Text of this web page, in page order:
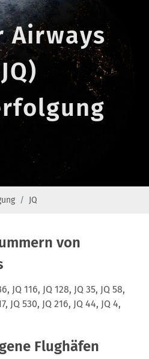
Airways
JQ
von
JQ 116, JQ 128, JQ 35, JQ 58,
JQ 530, JQ 216, JQ 44, JQ 4,
Flughäfen